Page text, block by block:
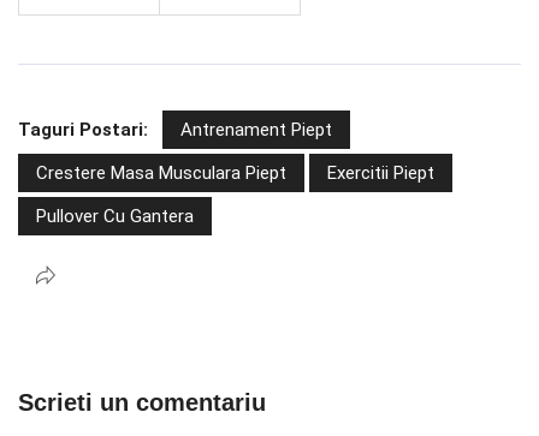
Taguri Postari:
Antrenament Piept
Crestere Masa Musculara Piept
Exercitii Piept
Pullover Cu Gantera
Scrieti un comentariu